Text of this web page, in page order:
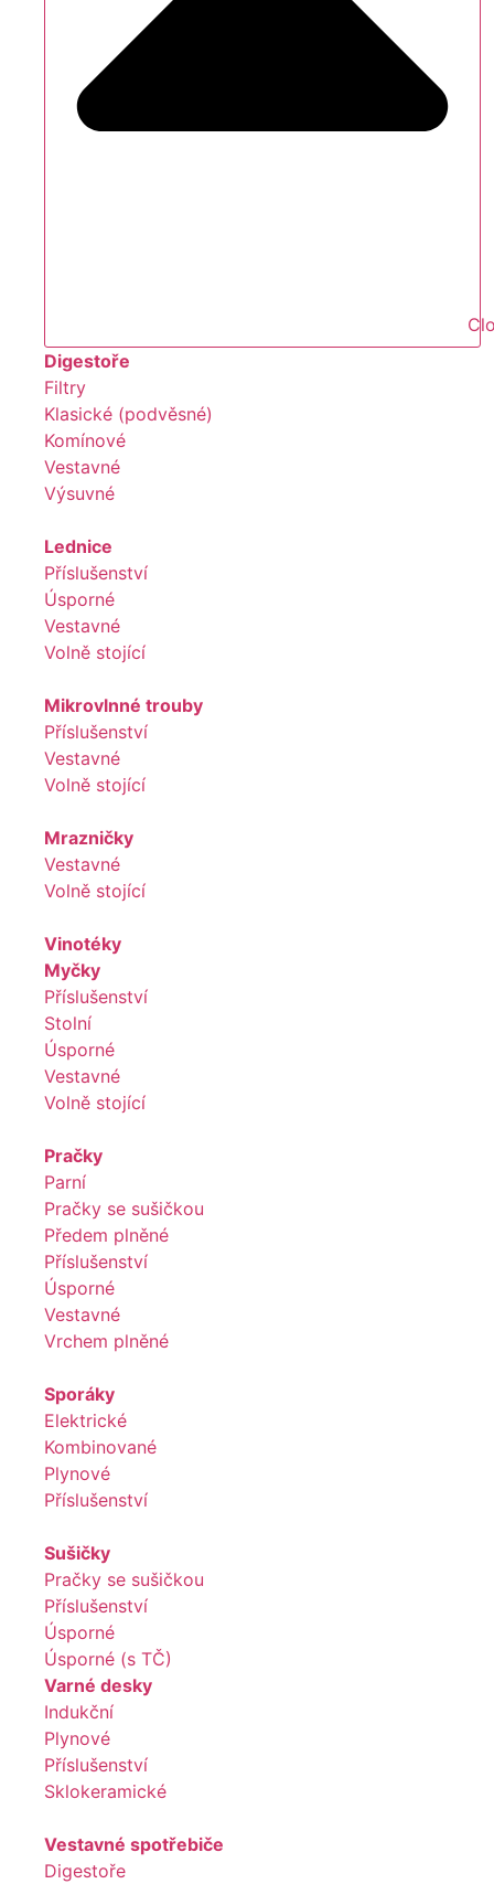
Digestoře
Filtry
Klasické (podvěsné)
Komínové
Vestavné
Výsuvné
Lednice
Příslušenství
Úsporné
Vestavné
Volně stojící
Mikrovlnné trouby
Příslušenství
Vestavné
Volně stojící
Mrazničky
Vestavné
Volně stojící
Vinotéky
Myčky
Příslušenství
Stolní
Úsporné
Vestavné
Volně stojící
Pračky
Parní
Pračky se sušičkou
Předem plněné
Příslušenství
Úsporné
Vestavné
Vrchem plněné
Sporáky
Elektrické
Kombinované
Plynové
Příslušenství
Sušičky
Pračky se sušičkou
Příslušenství
Úsporné
Úsporné (s TČ)
Varné desky
Indukční
Plynové
Příslušenství
Sklokeramické
Vestavné spotřebiče
Digestoře